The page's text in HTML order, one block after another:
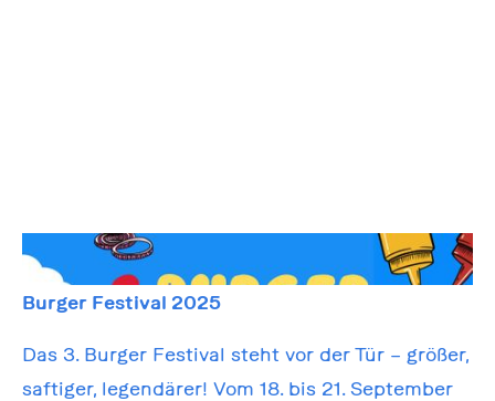
Burger Festival 2025
Das 3. Burger Festival steht vor der Tür – größer,
saftiger, legendärer! Vom 18. bis 21. September